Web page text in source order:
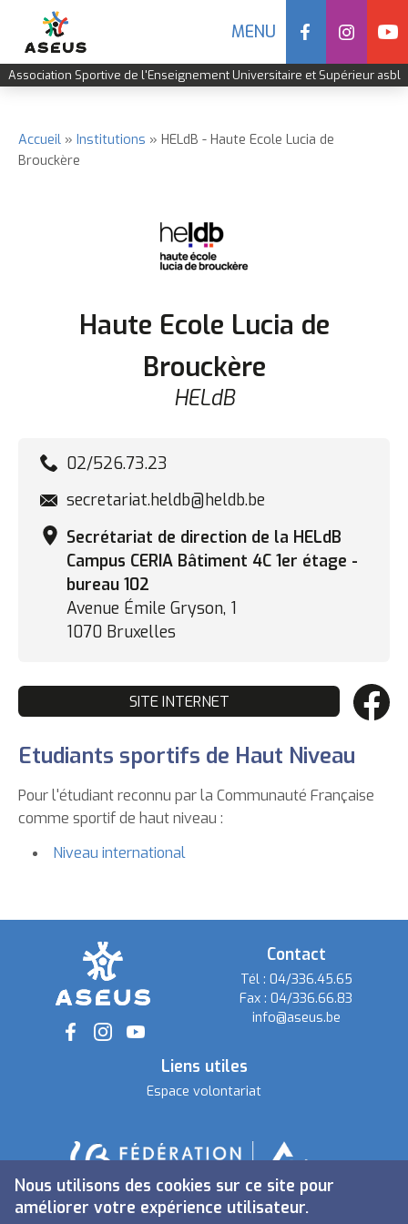
contenu
principal
Navigation
mobile
MENU Social
Association Sportive de l'Enseignement Universitaire et Supérieur asbl
Fil
Accueil Institutions
HELdB - Haute Ecole Lucia de
Brouckère
Haute Ecole Lucia de
Brouckère
HELdB
02/526.73.23
secretariat.heldb@heldb.be
Secrétariat de direction de la HELdB
Campus CERIA Bâtiment 4C 1er étage -
bureau 102
Avenue Émile Gryson, 1
1070 Bruxelles
SITE INTERNET
Etudiants sportifs de Haut Niveau
Pour l'étudiant reconnu par la Communauté Française
comme sportif de haut niveau :
Niveau international
Social
Contact
Tél : 04/336.45.65
Fax :04/336.66.83
info@aseus.be
Liens utiles
Espace volontariat
Nous utilisons des cookies sur ce site pour
améliorer votre expérience utilisateur.